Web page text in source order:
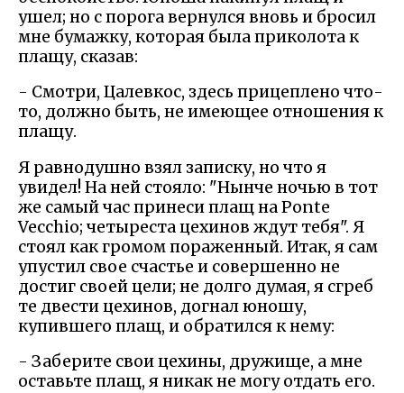
ушел; но с порога вернулся вновь и бросил
мне бумажку, которая была приколота к
плащу, сказав:
- Смотри, Цалевкос, здесь прицеплено что-
то, должно быть, не имеющее отношения к
плащу.
Я равнодушно взял записку, но что я
увидел! На ней стояло: "Нынче ночью в тот
же самый час принеси плащ на Ponte
Vecchio; четыреста цехинов ждут тебя". Я
стоял как громом пораженный. Итак, я сам
упустил свое счастье и совершенно не
достиг своей цели; не долго думая, я сгреб
те двести цехинов, догнал юношу,
купившего плащ, и обратился к нему:
- Заберите свои цехины, дружище, а мне
оставьте плащ, я никак не могу отдать его.